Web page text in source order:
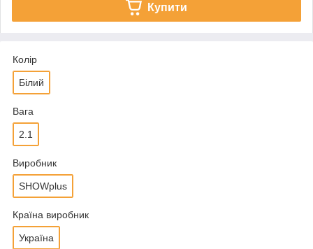
Купити
Колір
Білий
Вага
2.1
Виробник
SHOWplus
Країна виробник
Україна